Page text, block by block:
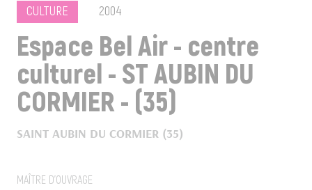
CULTURE 2004
Espace Bel Air - centre
culturel - ST AUBIN DU
CORMIER - (35)
SAINT AUBIN DU CORMIER (35)
MAÎTRE D’OUVRAGE